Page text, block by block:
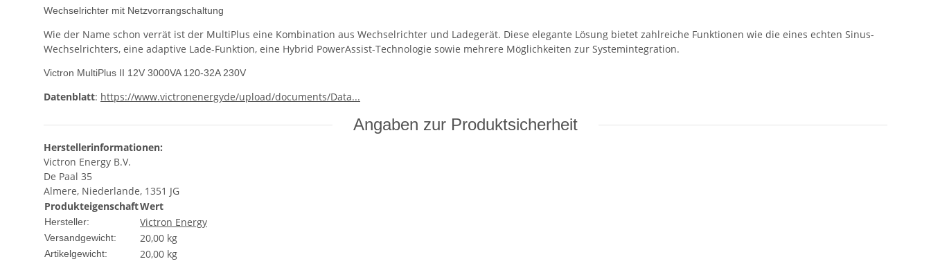
Wechselrichter mit Netzvorrangschaltung
Wie der Name schon verrät ist der MultiPlus eine Kombination aus Wechselrichter und Ladegerät. Diese elegante Lösung bietet zahlreiche Funktionen wie die eines echten Sinus-
Wechselrichters, eine adaptive Lade-Funktion, eine Hybrid PowerAssist-Technologie sowie mehrere Möglichkeiten zur Systemintegration.
Victron MultiPlus II 12V 3000VA 120-32A 230V
Datenblatt: https://www.victronenergyde/upload/documents/Data...
Angaben zur Produktsicherheit
Herstellerinformationen:
Victron Energy B.V.
De Paal 35
Almere, Niederlande, 1351 JG
ProdukteigenschaftWert
Hersteller: Victron Energy
Versandgewicht: 20,00 kg
Artikelgewicht: 20,00 kg